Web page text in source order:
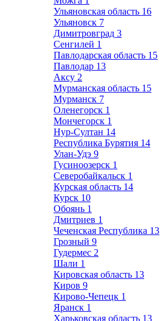
Ульяновская область 16
Ульяновск 7
Димитровград 3
Сенгилей 1
Павлодарская область 15
Павлодар 13
Аксу 2
Мурманская область 15
Мурманск 7
Оленегорск 1
Мончегорск 1
Нур-Султан 14
Республика Бурятия 14
Улан-Удэ 9
Гусиноозерск 1
Северобайкальск 1
Курская область 14
Курск 10
Обоянь 1
Дмитриев 1
Чеченская Республика 13
Грозный 9
Гудермес 2
Шали 1
Кировская область 13
Киров 9
Кирово-Чепецк 1
Яранск 1
Харьковская область 13